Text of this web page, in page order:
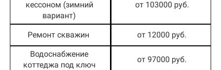
кессоном (зимний
вариант)
от 103000 руб.
Ремонт скважин от 12000 руб.
Водоснабжение
коттеджа под ключ
от 97000 руб.